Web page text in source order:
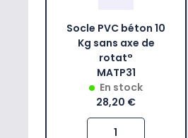
Socle PVC béton 10
Kg sans axe de
rotat°
MATP31
En stock
28,20 €